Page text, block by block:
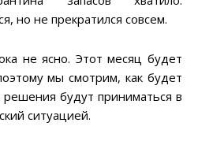
но не прекратился совсем.
не ясно. Этот месяц будет
мы смотрим, как будет
решения будут приниматься в
ситуацией.